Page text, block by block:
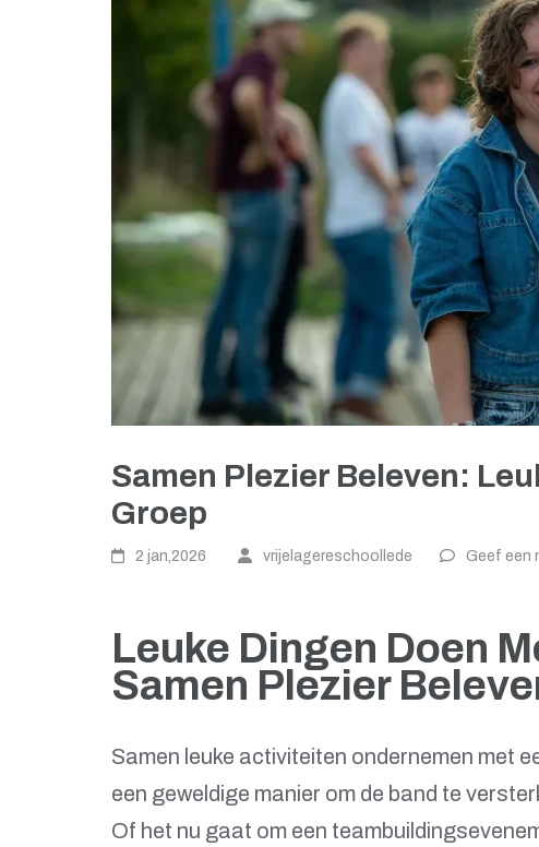
Samen Plezier Beleven:
Groep
2 jan,2026 vrijelagereschoollede Geef een
Leuke Dingen Doen
Samen Plezier
Samen leuke activiteiten ondernemen met
een geweldige manier om de band te
Of het nu gaat om een